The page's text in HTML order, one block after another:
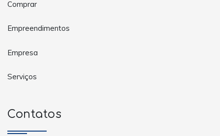
Comprar
Empreendimentos
Empresa
Serviços
Contatos